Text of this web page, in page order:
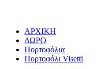
ΑΡΧΙΚΗ
ΔΩΡΟ
Πορτοφόλια
Πορτοφόλι Visetti